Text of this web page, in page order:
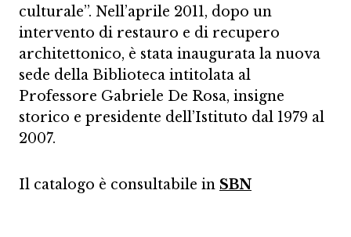
culturale”. Nell’aprile 2011, dopo un
intervento di restauro e di recupero
architettonico, è stata inaugurata la nuova
sede della Biblioteca intitolata al
Professore Gabriele De Rosa, insigne
storico e presidente dell’Istituto dal 1979 al
2007.
Il catalogo è consultabile in SBN